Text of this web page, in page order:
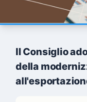
Il Consiglio
della